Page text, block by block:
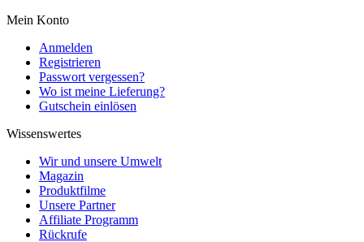
Mein Konto
Anmelden
Registrieren
Passwort vergessen?
Wo ist meine Lieferung?
Gutschein einlösen
Wissenswertes
Wir und unsere Umwelt
Magazin
Produktfilme
Unsere Partner
Affiliate Programm
Rückrufe